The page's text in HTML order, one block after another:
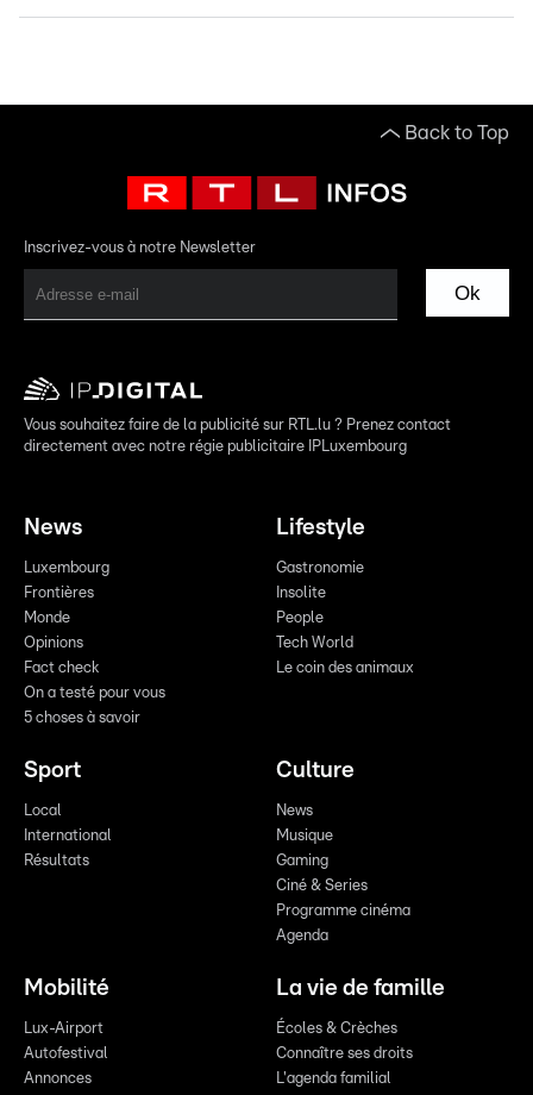
Back to Top
Inscrivez-vous à notre Newsletter
Ok
Vous souhaitez faire de la publicité sur RTL.lu ? Prenez contact
directement avec notre régie publicitaire IPLuxembourg
News
Luxembourg
Frontières
Monde
Opinions
Fact check
On a testé pour vous
5 choses à savoir
Lifestyle
Gastronomie
Insolite
People
Tech World
Le coin des animaux
Sport
Local
International
Résultats
Culture
News
Musique
Gaming
Ciné & Series
Programme cinéma
Agenda
Mobilité
Lux-Airport
Autofestival
Annonces
La vie de famille
Écoles & Crèches
Connaître ses droits
L'agenda familial